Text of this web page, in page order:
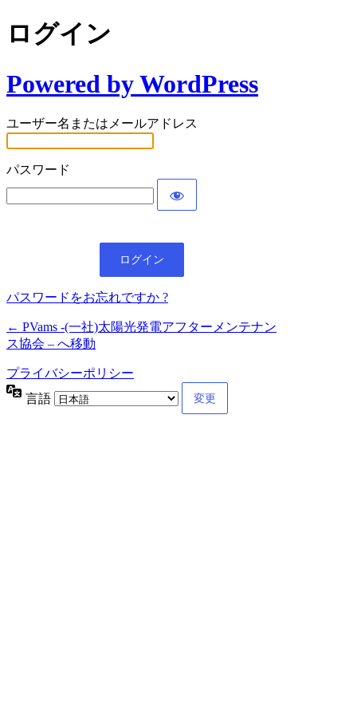
ログイン
Powered by WordPress
ユーザー名またはメールアドレス
パスワード
パスワードをお忘れですか ?
← PVams -(一社)太陽光発電アフターメンテナン
ス協会 – へ移動
プライバシーポリシー
言語